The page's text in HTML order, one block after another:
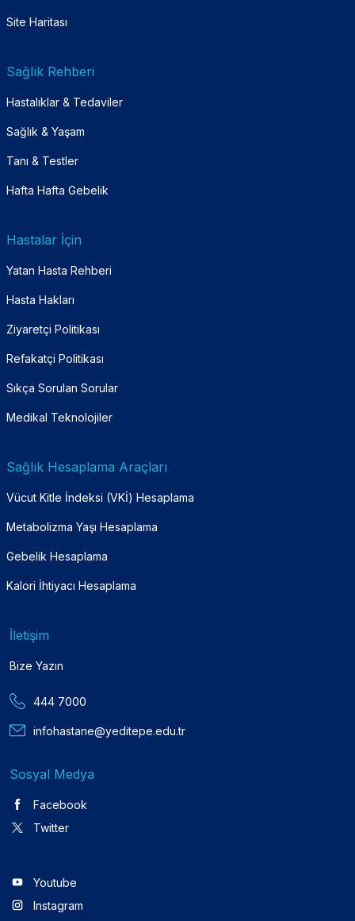
Site Haritası
Sağlık Rehberi
Hastalıklar & Tedaviler
Sağlık & Yaşam
Tanı & Testler
Hafta Hafta Gebelik
Hastalar İçin
Yatan Hasta Rehberi
Hasta Hakları
Ziyaretçi Politikası
Refakatçi Politikası
Sıkça Sorulan Sorular
Medikal Teknolojiler
Sağlık Hesaplama Araçları
Vücut Kitle İndeksi (VKİ) Hesaplama
Metabolizma Yaşı Hesaplama
Gebelik Hesaplama
Kalori İhtiyacı Hesaplama
İletişim
Bize Yazın
444 7000
infohastane@yeditepe.edu.tr
Sosyal Medya
Facebook
Twitter
Youtube
Instagram